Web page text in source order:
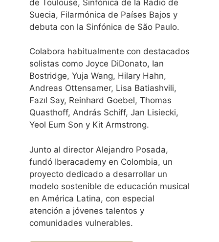
de Toulouse, Sinfónica de la Radio de
Suecia, Filarmónica de Países Bajos y
debuta con la Sinfónica de São Paulo.
Colabora habitualmente con destacados
solistas como Joyce DiDonato, Ian
Bostridge, Yuja Wang, Hilary Hahn,
Andreas Ottensamer, Lisa Batiashvili,
Fazıl Say, Reinhard Goebel, Thomas
Quasthoff, András Schiff, Jan Lisiecki,
Yeol Eum Son y Kit Armstrong.
Junto al director Alejandro Posada,
fundó Iberacademy en Colombia, un
proyecto dedicado a desarrollar un
modelo sostenible de educación musical
en América Latina, con especial
atención a jóvenes talentos y
comunidades vulnerables.